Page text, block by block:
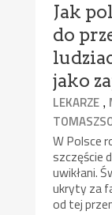
Jak
do
jako
LEKARZE ,
W Polsce
szczęście
uwikłani.
ukryty za
od tej